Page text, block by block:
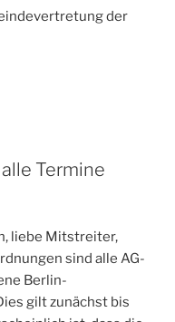
der
Termine
liebe Mitstreiter,
sind alle AG-
Berlin-
gilt zunächst bis